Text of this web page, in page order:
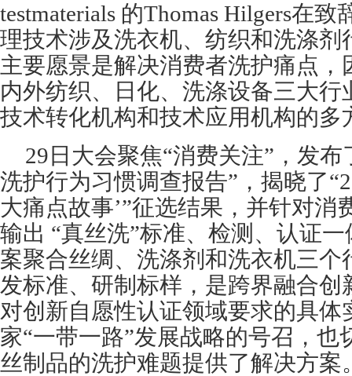
testmaterials 的Thomas Hilgers在
理技术涉及洗衣机、纺织和洗涤剂
主要愿景是解决消费者洗护痛点，
内外纺织、日化、洗涤设备三大行
技术转化机构和技术应用机构的多
29日大会聚焦“消费关注”，发布
洗护行为习惯调查报告”，揭晓了
大痛点故事’”征选结果，并针对消
输出 “真丝洗”标准、检测、认证
案聚合丝绸、洗涤剂和洗衣机三个
发标准、研制标样，是跨界融合创
对创新自愿性认证领域要求的具体
家“一带一路”发展战略的号召，也
丝制品的洗护难题提供了解决方案